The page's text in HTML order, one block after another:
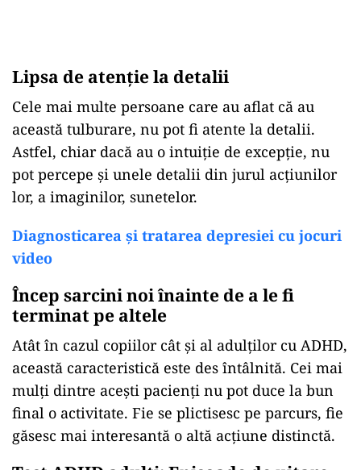
Lipsa de atenție la detalii
Cele mai multe persoane care au aflat că au
această tulburare, nu pot fi atente la detalii.
Astfel, chiar dacă au o intuiție de excepție, nu
pot percepe și unele detalii din jurul acțiunilor
lor, a imaginilor, sunetelor.
Diagnosticarea și tratarea depresiei cu jocuri
video
Încep sarcini noi înainte de a le fi
terminat pe altele
Atât în cazul copiilor cât și al adulților cu ADHD,
această caracteristică este des întâlnită. Cei mai
mulți dintre acești pacienți nu pot duce la bun
final o activitate. Fie se plictisesc pe parcurs, fie
găsesc mai interesantă o altă acțiune distinctă.